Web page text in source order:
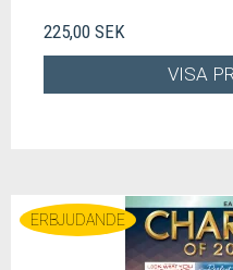
225,00 SEK
VISA
ERBJUDANDE